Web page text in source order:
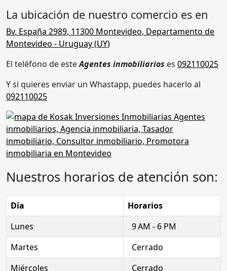
La ubicación de nuestro comercio es en
Bv. España 2989, 11300 Montevideo, Departamento de
Montevideo - Uruguay (UY)
El teléfono de esteAgentes inmobiliarios es 092110025
Y si quieres enviar un Whastapp, puedes hacerlo al
092110025
Nuestros horarios de atención son:
Día
Horarios
Lunes
9 AM - 6 PM
Martes
Cerrado
Miércoles
Cerrado